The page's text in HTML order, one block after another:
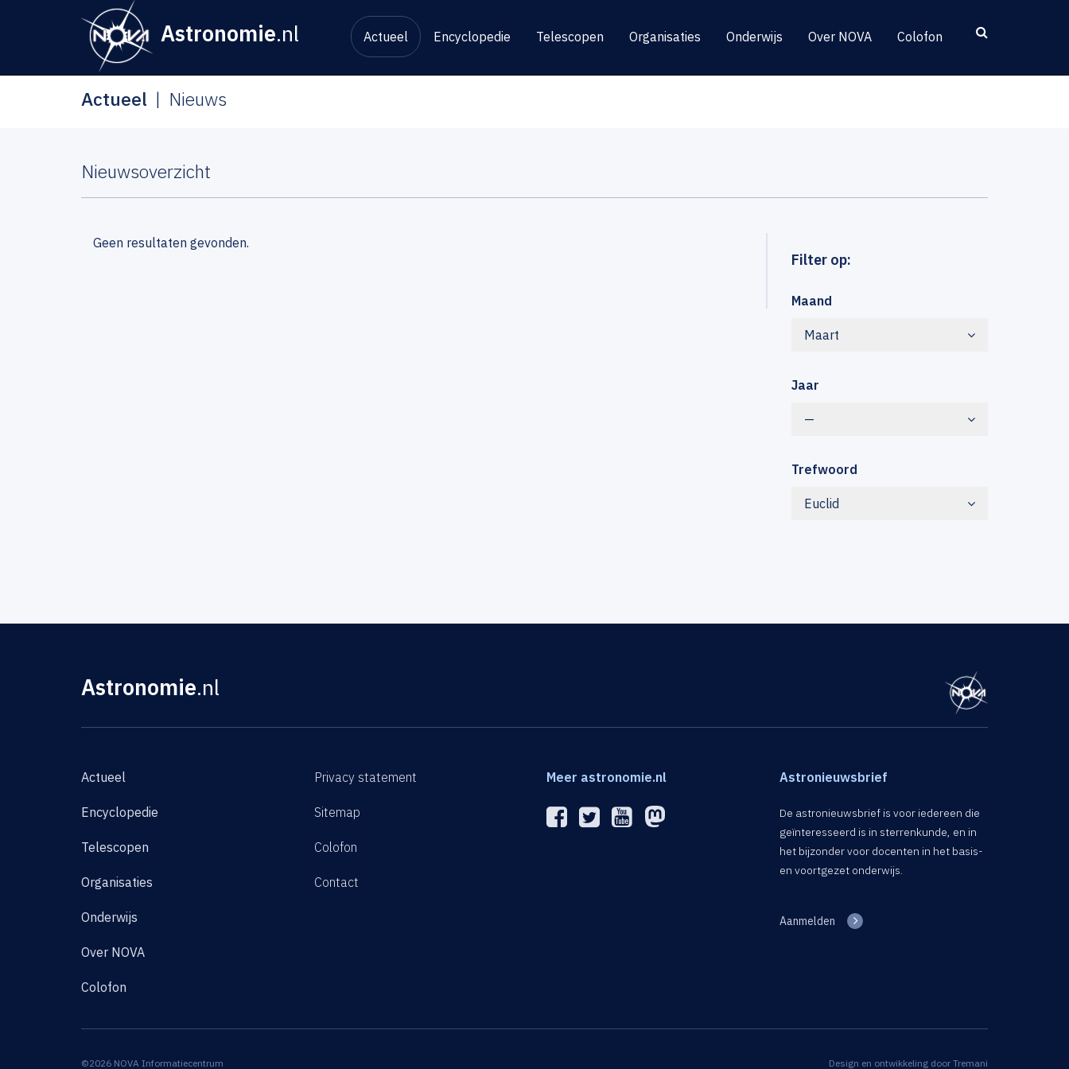
Astronomie.nl Actueel Encyclopedie Telescopen Organisaties Onderwijs Over NOVA Colofon
Actueel Nieuws
Nieuwsoverzicht
Filter op:
Maand
Maart
Jaar
—
Trefwoord
Euclid
Geen resultaten gevonden.
Astronomie.nl
Actueel
Encyclopedie
Telescopen
Organisaties
Onderwijs
Over NOVA
Colofon
Privacy statement
Sitemap
Colofon
Contact
Meer astronomie.nl Astronieuwsbrief
De astronieuwsbrief is voor iedereen die
geïnteresseerd is in sterrenkunde, en in
het bijzonder voor docenten in het basis-
en voortgezet onderwijs.
Aanmelden
©2026 NOVA Informatiecentrum Design en ontwikkeling door Tremani